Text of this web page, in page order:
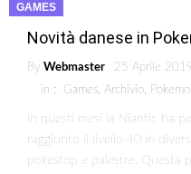
GAMES
Novità danese in
By Webmaster
25 Aprile
in : Games, Archivio,
In questi mesi la Niantic ha
raggiunto il livello 40 in
pokestop e palestre. Questa